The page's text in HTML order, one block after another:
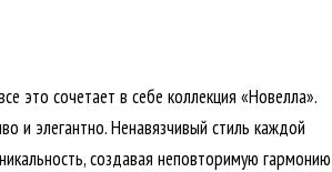
это сочетает в себе коллекция «Новелла».
и элегантно. Ненавязчивый стиль каждой
создавая неповторимую гармонию